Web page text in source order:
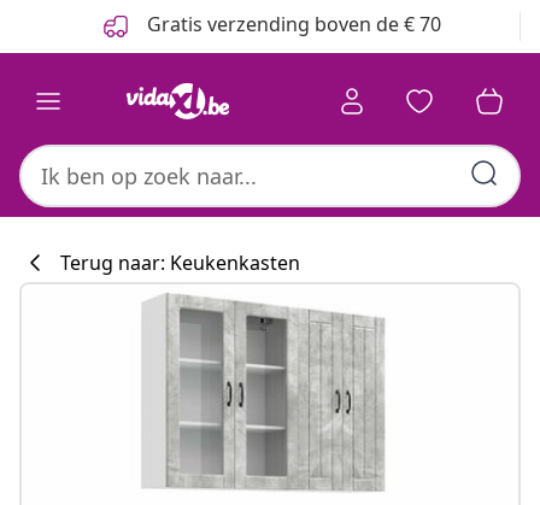
Gratis verzending boven de € 70
Terug naar: Keukenkasten